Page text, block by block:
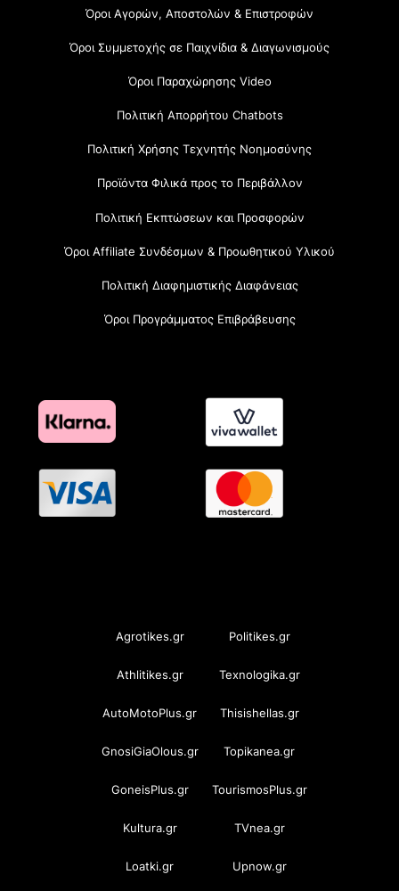
Όροι Αγορών, Αποστολών & Επιστροφών
Όροι Συμμετοχής σε Παιχνίδια & Διαγωνισμούς
Όροι Παραχώρησης Video
Πολιτική Απορρήτου Chatbots
Πολιτική Χρήσης Τεχνητής Νοημοσύνης
Προϊόντα Φιλικά προς το Περιβάλλον
Πολιτική Εκπτώσεων και Προσφορών
Όροι Affiliate Συνδέσμων & Προωθητικού Υλικού
Πολιτική Διαφημιστικής Διαφάνειας
Όροι Προγράμματος Επιβράβευσης
Agrotikes.gr Politikes.gr
Athlitikes.gr Texnologika.gr
AutoMotoPlus.gr Thisishellas.gr
GnosiGiaOlous.gr Topikanea.gr
GoneisPlus.gr TourismosPlus.gr
Kultura.gr TVnea.gr
Loatki.gr Upnow.gr